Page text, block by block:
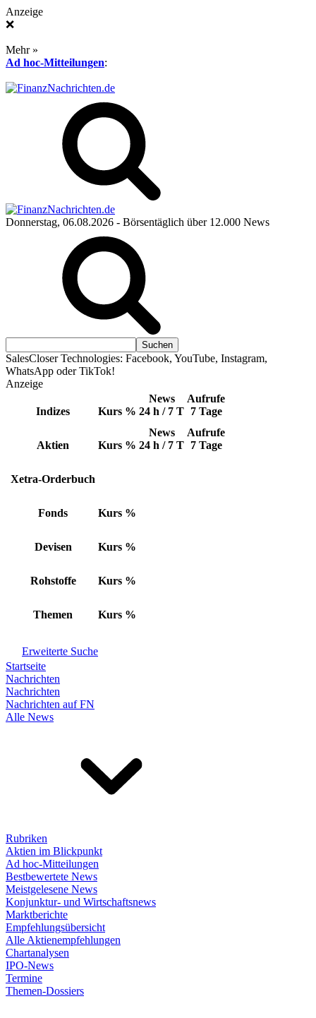
Anzeige
❌
Mehr »
Ad hoc-Mitteilungen:
Donnerstag, 06.08.2026 - Börsentäglich über 12.000 News
SalesCloser Technologies: Facebook, YouTube, Instagram,
WhatsApp oder TikTok!
Anzeige
Indizes Kurs %
News
24 h / 7 T
Aufrufe
7 Tage
Aktien Kurs %
News
24 h / 7 T
Aufrufe
7 Tage
Xetra-Orderbuch
Fonds Kurs %
Devisen Kurs %
Rohstoffe Kurs %
Themen Kurs %
Erweiterte Suche
Startseite
Nachrichten
Nachrichten
Nachrichten auf FN
Alle News
Rubriken
Aktien im Blickpunkt
Ad hoc-Mitteilungen
Bestbewertete News
Meistgelesene News
Konjunktur- und Wirtschaftsnews
Marktberichte
Empfehlungsübersicht
Alle Aktienempfehlungen
Chartanalysen
IPO-News
Termine
Themen-Dossiers